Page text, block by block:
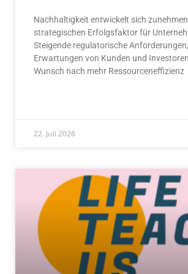
Nachhaltigkeit entwickelt sich
strategischen Erfolgsfaktor für
Steigende regulatorische
Erwartungen von Kunden und
Wunsch nach mehr Ressourceneffizienz
22. Juli 2026